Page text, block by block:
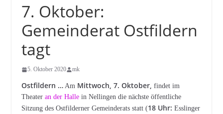
7. Oktober:
Gemeinderat Ostfildern
tagt
5. Oktober 2020 mk
Ostfildern …AmMittwoch, 7. Oktober, findet im
Theater an der Hallein Nellingen die nächste öffentliche
Sitzung des Ostfilderner Gemeinderats statt (18 Uhr: Esslinger